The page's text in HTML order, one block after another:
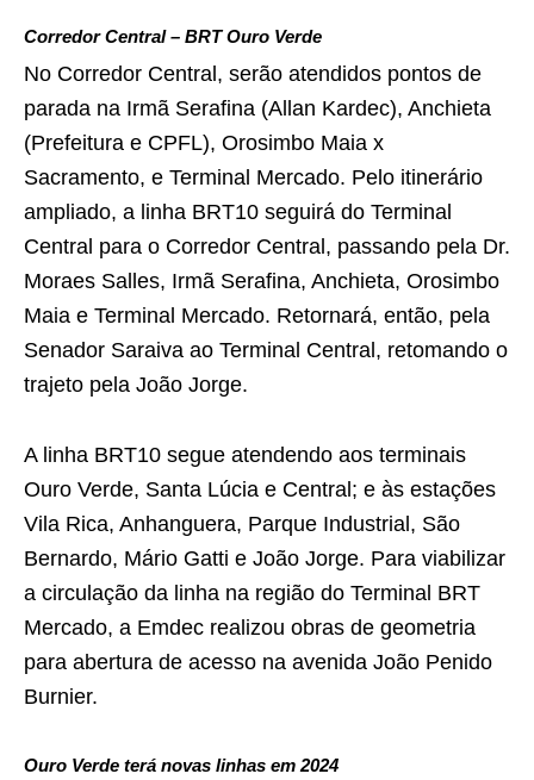
Corredor Central – BRT Ouro Verde
No Corredor Central, serão atendidos pontos de
parada na Irmã Serafina (Allan Kardec), Anchieta
(Prefeitura e CPFL), Orosimbo Maia x
Sacramento, e Terminal Mercado. Pelo itinerário
ampliado, a linha BRT10 seguirá do Terminal
Central para o Corredor Central, passando pela Dr.
Moraes Salles, Irmã Serafina, Anchieta, Orosimbo
Maia e Terminal Mercado. Retornará, então, pela
Senador Saraiva ao Terminal Central, retomando o
trajeto pela João Jorge.
A linha BRT10 segue atendendo aos terminais
Ouro Verde, Santa Lúcia e Central; e às estações
Vila Rica, Anhanguera, Parque Industrial, São
Bernardo, Mário Gatti e João Jorge. Para viabilizar
a circulação da linha na região do Terminal BRT
Mercado, a Emdec realizou obras de geometria
para abertura de acesso na avenida João Penido
Burnier.
Ouro Verde terá novas linhas em 2024